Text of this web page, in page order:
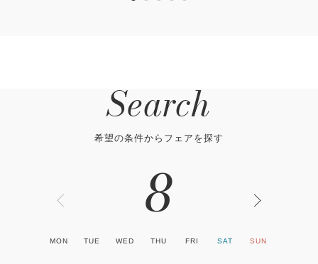
Search
希望の条件からフェアを探す
8
MON TUE WED THU FRI SAT SUN